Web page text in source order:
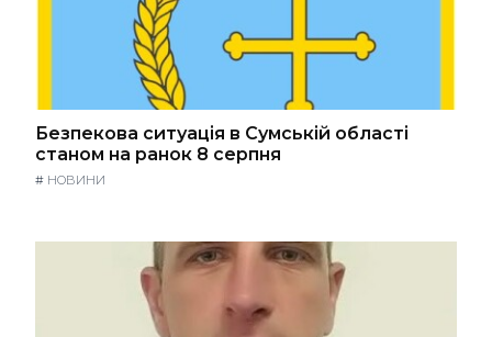
Безпекова ситуація в Сумській області
станом на ранок 8 серпня
# НОВИНИ